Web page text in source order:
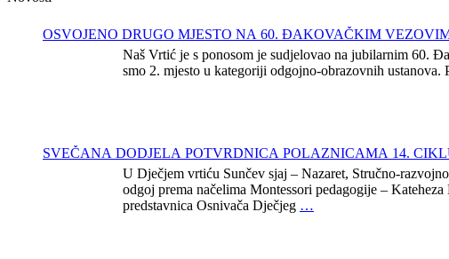
OSVOJENO DRUGO MJESTO NA 60. ĐAKOVAČKIM
Naš Vrtić je s ponosom je sudjelovao na jubilarnim 60.
smo 2. mjesto u kategoriji odgojno-obrazovnih ustanova.
SVEČANA DODJELA POTVRDNICA POLAZNICAMA 14.
U Dječjem vrtiću Sunčev sjaj – Nazaret, Stručno-
odgoj prema načelima Montessori pedagogije –
predstavnica Osnivača Dječjeg …